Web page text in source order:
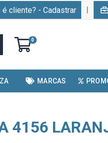
é cliente? - Cadastrar |
0
MARCAS
4156